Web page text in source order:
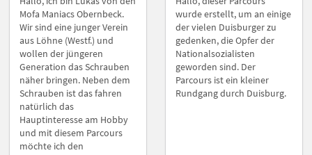
Mofa Maniacs Obernbeck.
Wir sind eine junger Verein
aus Löhne (Westf.) und
wollen der jüngeren
Generation das Schrauben
näher bringen. Neben dem
Schrauben ist das fahren
natürlich das
Hauptinteresse am Hobby
und mit diesem Parcours
möchte ich den
wurde erstellt, um an einige
der vielen Duisburger zu
gedenken, die Opfer der
Nationalsozialisten
geworden sind. Der
Parcours ist ein kleiner
Rundgang durch Duisburg.